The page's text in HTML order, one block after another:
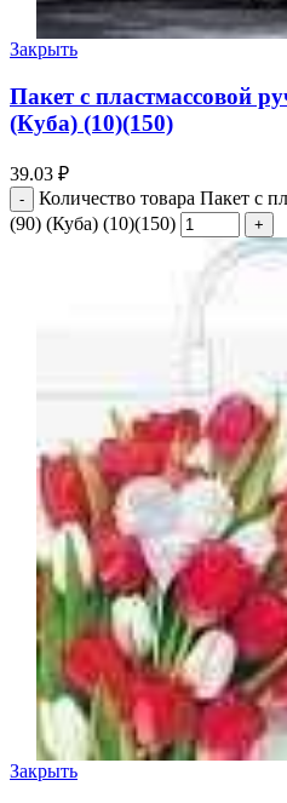
Закрыть
Пакет с пластмассовой
(Куба) (10)(150)
39.03 ₽
Количество товара Пакет с
(90) (Куба) (10)(150)
Закрыть